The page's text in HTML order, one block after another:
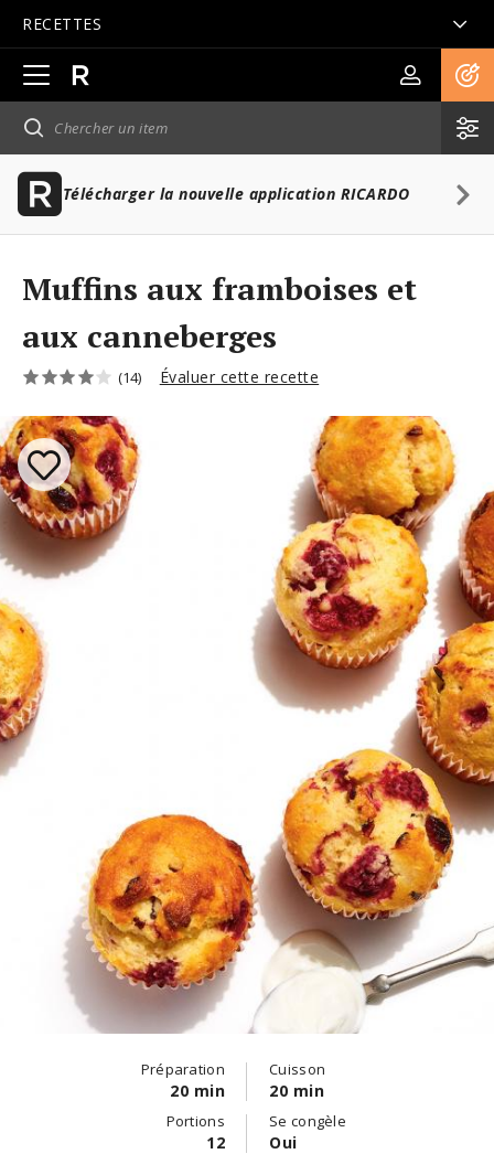
RECETTES
Ouvrir
la
navigation
principale
Télécharger la nouvelle application RICARDO
Muffins aux framboises et
aux canneberges
(14) Évaluer cette recette
Préparation
20 min
Cuisson
20 min
Portions
12
Se congèle
Oui